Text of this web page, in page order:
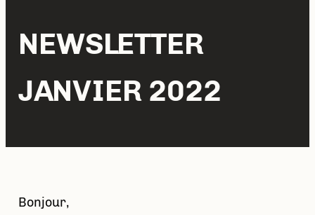
NEWSLETTER
JANVIER 2022
Bonjour,